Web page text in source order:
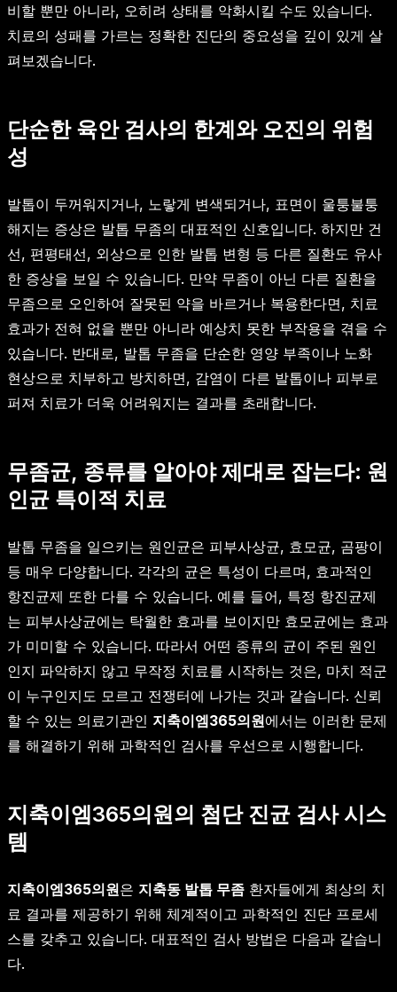
비할 뿐만 아니라, 오히려 상태를 악화시킬 수도 있습니다.
치료의 성패를 가르는 정확한 진단의 중요성을 깊이 있게 살
펴보겠습니다.
단순한 육안 검사의 한계와 오진의 위험
성
발톱이 두꺼워지거나, 노랗게 변색되거나, 표면이 울퉁불퉁
해지는 증상은 발톱 무좀의 대표적인 신호입니다. 하지만 건
선, 편평태선, 외상으로 인한 발톱 변형 등 다른 질환도 유사
한 증상을 보일 수 있습니다. 만약 무좀이 아닌 다른 질환을
무좀으로 오인하여 잘못된 약을 바르거나 복용한다면, 치료
효과가 전혀 없을 뿐만 아니라 예상치 못한 부작용을 겪을 수
있습니다. 반대로, 발톱 무좀을 단순한 영양 부족이나 노화
현상으로 치부하고 방치하면, 감염이 다른 발톱이나 피부로
퍼져 치료가 더욱 어려워지는 결과를 초래합니다.
무좀균, 종류를 알아야 제대로 잡는다: 원
인균 특이적 치료
발톱 무좀을 일으키는 원인균은 피부사상균, 효모균, 곰팡이
등 매우 다양합니다. 각각의 균은 특성이 다르며, 효과적인
항진균제 또한 다를 수 있습니다. 예를 들어, 특정 항진균제
는 피부사상균에는 탁월한 효과를 보이지만 효모균에는 효과
가 미미할 수 있습니다. 따라서 어떤 종류의 균이 주된 원인
인지 파악하지 않고 무작정 치료를 시작하는 것은, 마치 적군
이 누구인지도 모르고 전쟁터에 나가는 것과 같습니다. 신뢰
할 수 있는 의료기관인 지축이엠365의원에서는 이러한 문제
를 해결하기 위해 과학적인 검사를 우선으로 시행합니다.
지축이엠365의원의 첨단 진균 검사 시스
템
지축이엠365의원은 지축동 발톱 무좀 환자들에게 최상의 치
료 결과를 제공하기 위해 체계적이고 과학적인 진단 프로세
스를 갖추고 있습니다. 대표적인 검사 방법은 다음과 같습니
다.